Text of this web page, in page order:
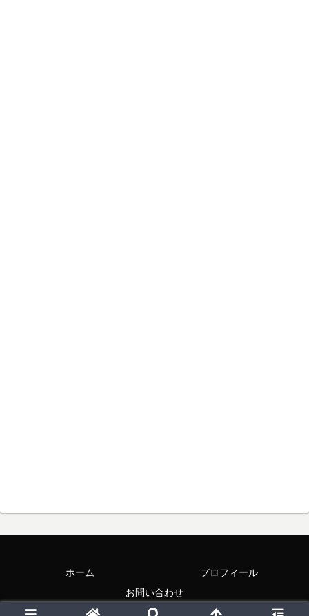
ホーム
プロフィール
お問い合わせ